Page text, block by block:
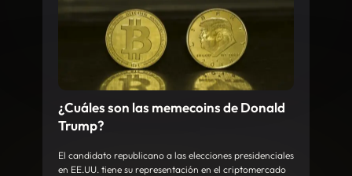
¿Cuáles son las memecoins de Donald
Trump?
El candidato republicano a las elecciones presidenciales
en EE.UU. tiene su representación en el criptomercado